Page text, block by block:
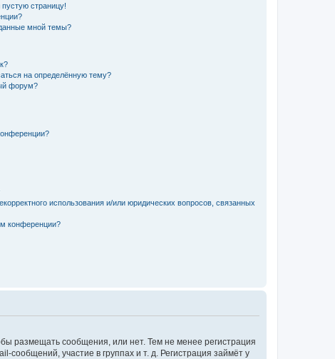
пустую страницу!
мной темы?
на определённую тему?
форум?
использования и/или юридических вопросов, связанных
конференции?
размещать сообщения, или нет. Тем не менее регистрация
участие в группах и т. д. Регистрация займёт у